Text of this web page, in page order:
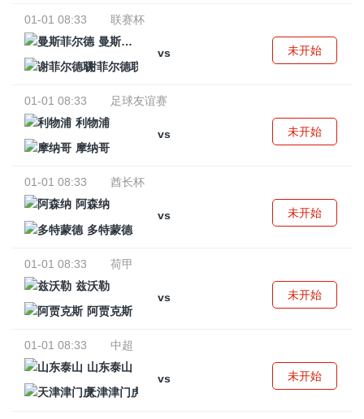
01-01 08:33
联赛杯
曼斯菲尔德
vs
谢菲尔德联
未开始
01-01 08:33
足球友谊赛
利物浦
vs
摩纳哥
未开始
01-01 08:33
酋长杯
阿森纳
vs
多特蒙德
未开始
01-01 08:33
荷甲
兹沃勒
vs
阿贾克斯
未开始
01-01 08:33
中超
山东泰山
vs
天津津门虎
未开始